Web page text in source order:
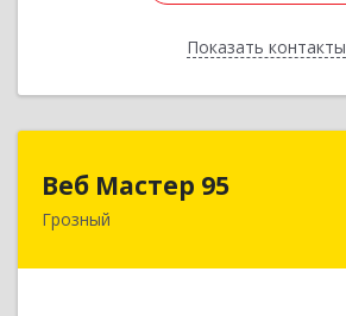
Показать контакты
Назад
Веб Мастер 95
Грозный